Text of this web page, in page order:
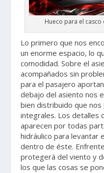
Hueco para el casco
Lo primero que nos
un enorme espacio, lo
comodidad. Sobre el
acompañados sin
para el pasajero
debajo del asiento nos
bien distribuido que
integrales. Los detalles
aparecen por todas
hidráulico para levantar
dentro de éste.
protegerá del viento y
los que las cosas se